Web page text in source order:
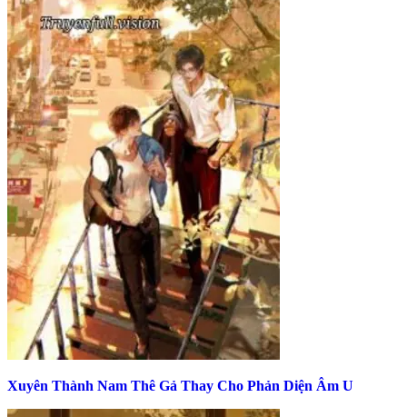
Xuyên Thành Nam Thê Gả Thay Cho Phản Diện Âm U